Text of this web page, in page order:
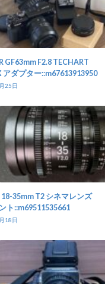
GF63mm F2.8 TECHART
アダプター::m67613913950
25日
35mm T2 シネマレンズ
ト::m69511535661
18日